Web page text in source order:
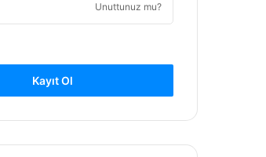
Unuttunuz mu?
Kayıt Ol